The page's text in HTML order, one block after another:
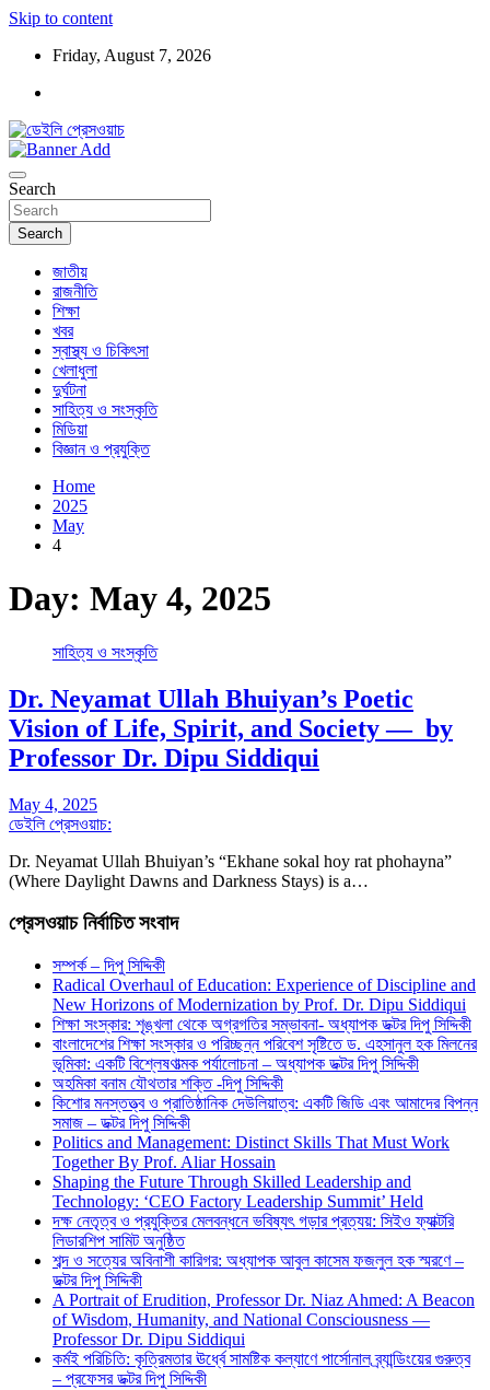
Skip to content
Friday, August 7, 2026
ডেইলি প্রেসওয়াচ
Search
Search
জাতীয়
রাজনীতি
শিক্ষা
খবর
স্বাস্থ্য ও চিকিৎসা
খেলাধুলা
দুর্ঘটনা
সাহিত্য ও সংস্কৃতি
মিডিয়া
বিজ্ঞান ও প্রযুক্তি
Home
2025
May
4
Day: May 4, 2025
সাহিত্য ও সংস্কৃতি
Dr. Neyamat Ullah Bhuiyan’s Poetic
Vision of Life, Spirit, and Society — by
Professor Dr. Dipu Siddiqui
May 4, 2025
ডেইলি প্রেসওয়াচ:
Dr. Neyamat Ullah Bhuiyan’s “Ekhane sokal hoy rat phohayna”
(Where Daylight Dawns and Darkness Stays) is a…
প্রেসওয়াচ নির্বাচিত সংবাদ
সম্পর্ক – দিপু সিদ্দিকী
Radical Overhaul of Education: Experience of Discipline and
New Horizons of Modernization by Prof. Dr. Dipu Siddiqui
শিক্ষা সংস্কার: শৃঙ্খলা থেকে অগ্রগতির সম্ভাবনা- অধ্যাপক ডক্টর দিপু সিদ্দিকী
বাংলাদেশের শিক্ষা সংস্কার ও পরিচ্ছন্ন পরিবেশ সৃষ্টিতে ড. এহসানুল হক মিলনের
ভূমিকা: একটি বিশ্লেষণাত্মক পর্যালোচনা – অধ্যাপক ডক্টর দিপু সিদ্দিকী
অহমিকা বনাম যৌথতার শক্তি -দিপু সিদ্দিকী
কিশোর মনস্তত্ত্ব ও প্রাতিষ্ঠানিক দেউলিয়াত্ব: একটি জিডি এবং আমাদের বিপন্ন
সমাজ – ডক্টর দিপু সিদ্দিকী
Politics and Management: Distinct Skills That Must Work
Together By Prof. Aliar Hossain
Shaping the Future Through Skilled Leadership and
Technology: ‘CEO Factory Leadership Summit’ Held
দক্ষ নেতৃত্ব ও প্রযুক্তির মেলবন্ধনে ভবিষ্যৎ গড়ার প্রত্যয়: সিইও ফ্যাক্টরি
লিডারশিপ সামিট অনুষ্ঠিত
শব্দ ও সত্যের অবিনাশী কারিগর: অধ্যাপক আবুল কাসেম ফজলুল হক স্মরণে –
ডক্টর দিপু সিদ্দিকী
A Portrait of Erudition, Professor Dr. Niaz Ahmed: A Beacon
of Wisdom, Humanity, and National Consciousness —
Professor Dr. Dipu Siddiqui
কর্মই পরিচিতি: কৃত্রিমতার ঊর্ধ্বে সামষ্টিক কল্যাণে পার্সোনাল ব্র্যান্ডিংয়ের গুরুত্ব
– প্রফেসর ডক্টর দিপু সিদ্দিকী